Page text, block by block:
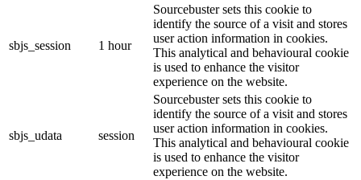
sbjs_session 1 hour
Sourcebuster sets this cookie to
identify the source of a visit and stores
user action information in cookies.
This analytical and behavioural cookie
is used to enhance the visitor
experience on the website.
sbjs_udata session
Sourcebuster sets this cookie to
identify the source of a visit and stores
user action information in cookies.
This analytical and behavioural cookie
is used to enhance the visitor
experience on the website.